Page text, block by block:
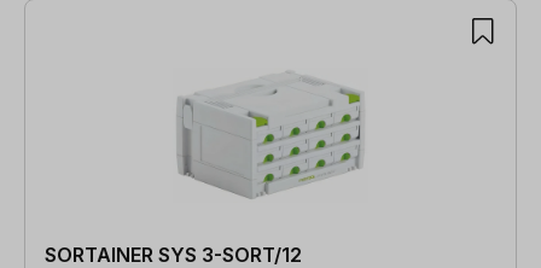
SORTAINER SYS 3-SORT/12